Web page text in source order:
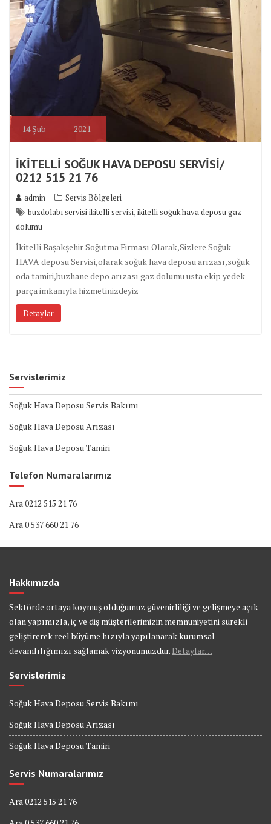
14Şub 2021
İKİTELLİ SOĞUK HAVA DEPOSU SERVİSİ/
0212 515 21 76
admin
Servis Bölgeleri
buzdolabı servisi ikitelli servisi,ikitelli soğuk hava deposu gaz
dolumu
İkitelli Başakşehir Soğutma Firması Olarak,Sizlere Soğuk
HAVA deposu Servisi,olarak soğuk hava deposu arızası,soğuk
oda tamiri,buzhane depo arızası gaz dolumu usta ekip yedek
parça imkanıyla hizmetinizdeyiz
Detaylar
Servislerimiz
Soğuk Hava Deposu Servis Bakımı
Soğuk Hava Deposu Arızası
Soğuk Hava Deposu Tamiri
Telefon Numaralarımız
Ara 0212 515 21 76
Ara 0 537 660 21 76
Hakkımızda
Sektörde ortaya koymuş olduğumuz güvenirliliği ve gelişmeye açık
olan yapımızla, iç ve diş müşterilerimizin memnuniyetini sürekli
geliştirerek reel büyüme hızıyla yapılanarak kurumsal
devamlılığımızı sağlamak vizyonumuzdur.Detaylar…
Servislerimiz
Soğuk Hava Deposu Servis Bakımı
Soğuk Hava Deposu Arızası
Soğuk Hava Deposu Tamiri
Servis Numaralarımız
Ara 0212 515 21 76